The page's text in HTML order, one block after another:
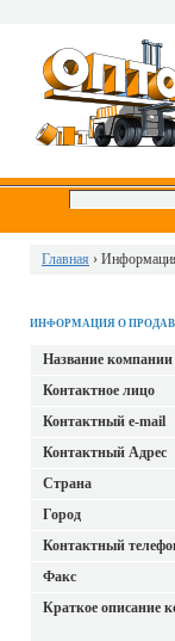
Главная ›
ИНФОРМАЦИЯ О
Название компании
Контактное лицо
Контактный е-mail
Контактный Адрес
Страна
Город
Контактный
Факс
Краткое описание